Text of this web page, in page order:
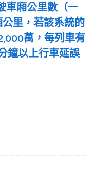
車廂公里數（一
里，若該系統的
萬，每列車有
鐘以上行車延誤